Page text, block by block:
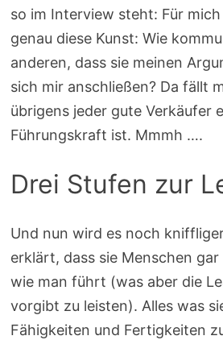
so im Interview steht: Für
genau diese Kunst: Wie
anderen, dass sie meinen
sich mir anschließen? Da fällt
übrigens jeder gute Verkäufer
Führungskraft ist. Mmmh ….
Drei Stufen zur
Und nun wird es noch
erklärt, dass sie Menschen
wie man führt (was aber die
vorgibt zu leisten). Alles was
Fähigkeiten und Fertigkeiten